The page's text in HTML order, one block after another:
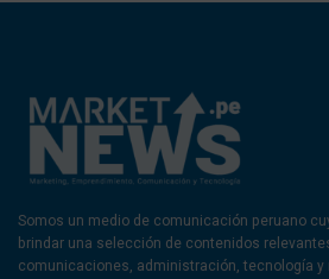
Somos un medio de comunicación peruano
brindar una selección de contenidos
comunicaciones, administración, tecnología y